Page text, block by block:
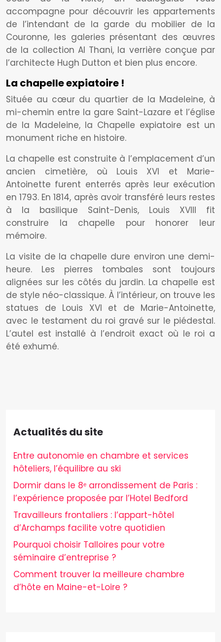
accompagne pour découvrir les appartements
de l’intendant de la garde du mobilier de la
Couronne, les galeries présentant des œuvres
de la collection Al Thani, la verrière conçue par
l’architecte Hugh Dutton et bien plus encore.
La chapelle expiatoire !
Située au cœur du quartier de la Madeleine, à
mi-chemin entre la gare Saint-Lazare et l’église
de la Madeleine, la Chapelle expiatoire est un
monument riche en histoire.
La chapelle est construite à l’emplacement d’un
ancien cimetière, où Louis XVI et Marie-
Antoinette furent enterrés après leur exécution
en 1793. En 1814, après avoir transféré leurs restes
à la basilique Saint-Denis, Louis XVIII fit
construire la chapelle pour honorer leur
mémoire.
La visite de la chapelle dure environ une demi-
heure. Les pierres tombales sont toujours
alignées sur les côtés du jardin. La chapelle est
de style néo-classique. À l’intérieur, on trouve les
statues de Louis XVI et de Marie-Antoinette,
avec le testament du roi gravé sur le piédestal.
L’autel est installé à l’endroit exact où le roi a
été exhumé.
Actualités du site
Entre autonomie en chambre et services
hôteliers, l’équilibre au ski
Dormir dans le 8ᵉ arrondissement de Paris :
l’expérience proposée par l’Hotel Bedford
Travailleurs frontaliers : l’appart-hôtel
d’Archamps facilite votre quotidien
Pourquoi choisir Talloires pour votre
séminaire d’entreprise ?
Comment trouver la meilleure chambre
d’hôte en Maine-et-Loire ?